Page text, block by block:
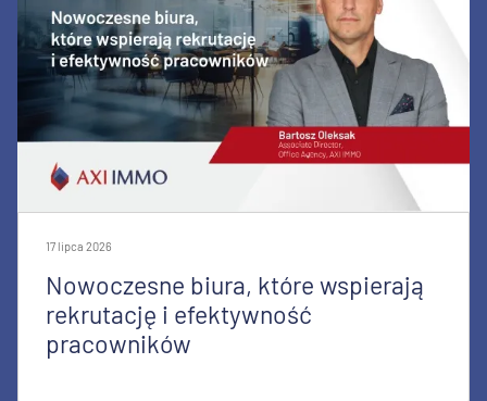
17 lipca 2026
Nowoczesne biura, które wspierają
rekrutację i efektywność
pracowników